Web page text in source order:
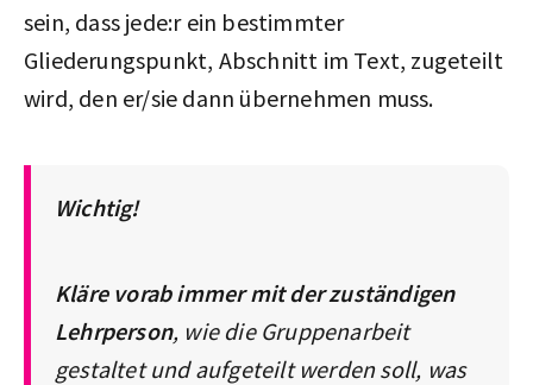
sein, dass jede:r ein bestimmter
Gliederungspunkt, Abschnitt im Text, zugeteilt
wird, den er/sie dann übernehmen muss.
Wichtig!
Kläre vorab immer mit der zuständigen
Lehrperson, wie die Gruppenarbeit
gestaltet und aufgeteilt werden soll, was